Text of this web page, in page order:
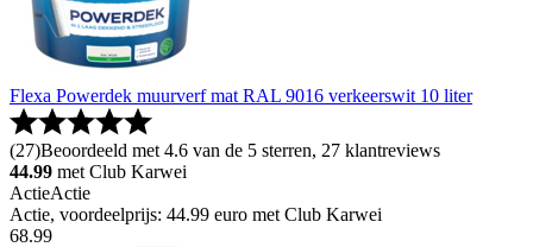
Flexa Powerdek muurverf mat RAL 9016 verkeerswit 10 liter
(27)Beoordeeld met 4.6 van de 5 sterren, 27 klantreviews
44.99 met Club Karwei
ActieActie
Actie, voordeelprijs: 44.99 euro met Club Karwei
68.99